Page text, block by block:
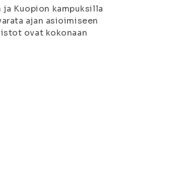
Kuopion kampuksilla
ajan asioimiseen
ovat kokonaan